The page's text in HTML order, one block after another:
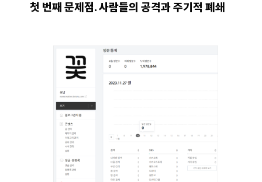
첫 번째 문제점. 사람들의 공격과 주기적 폐쇄